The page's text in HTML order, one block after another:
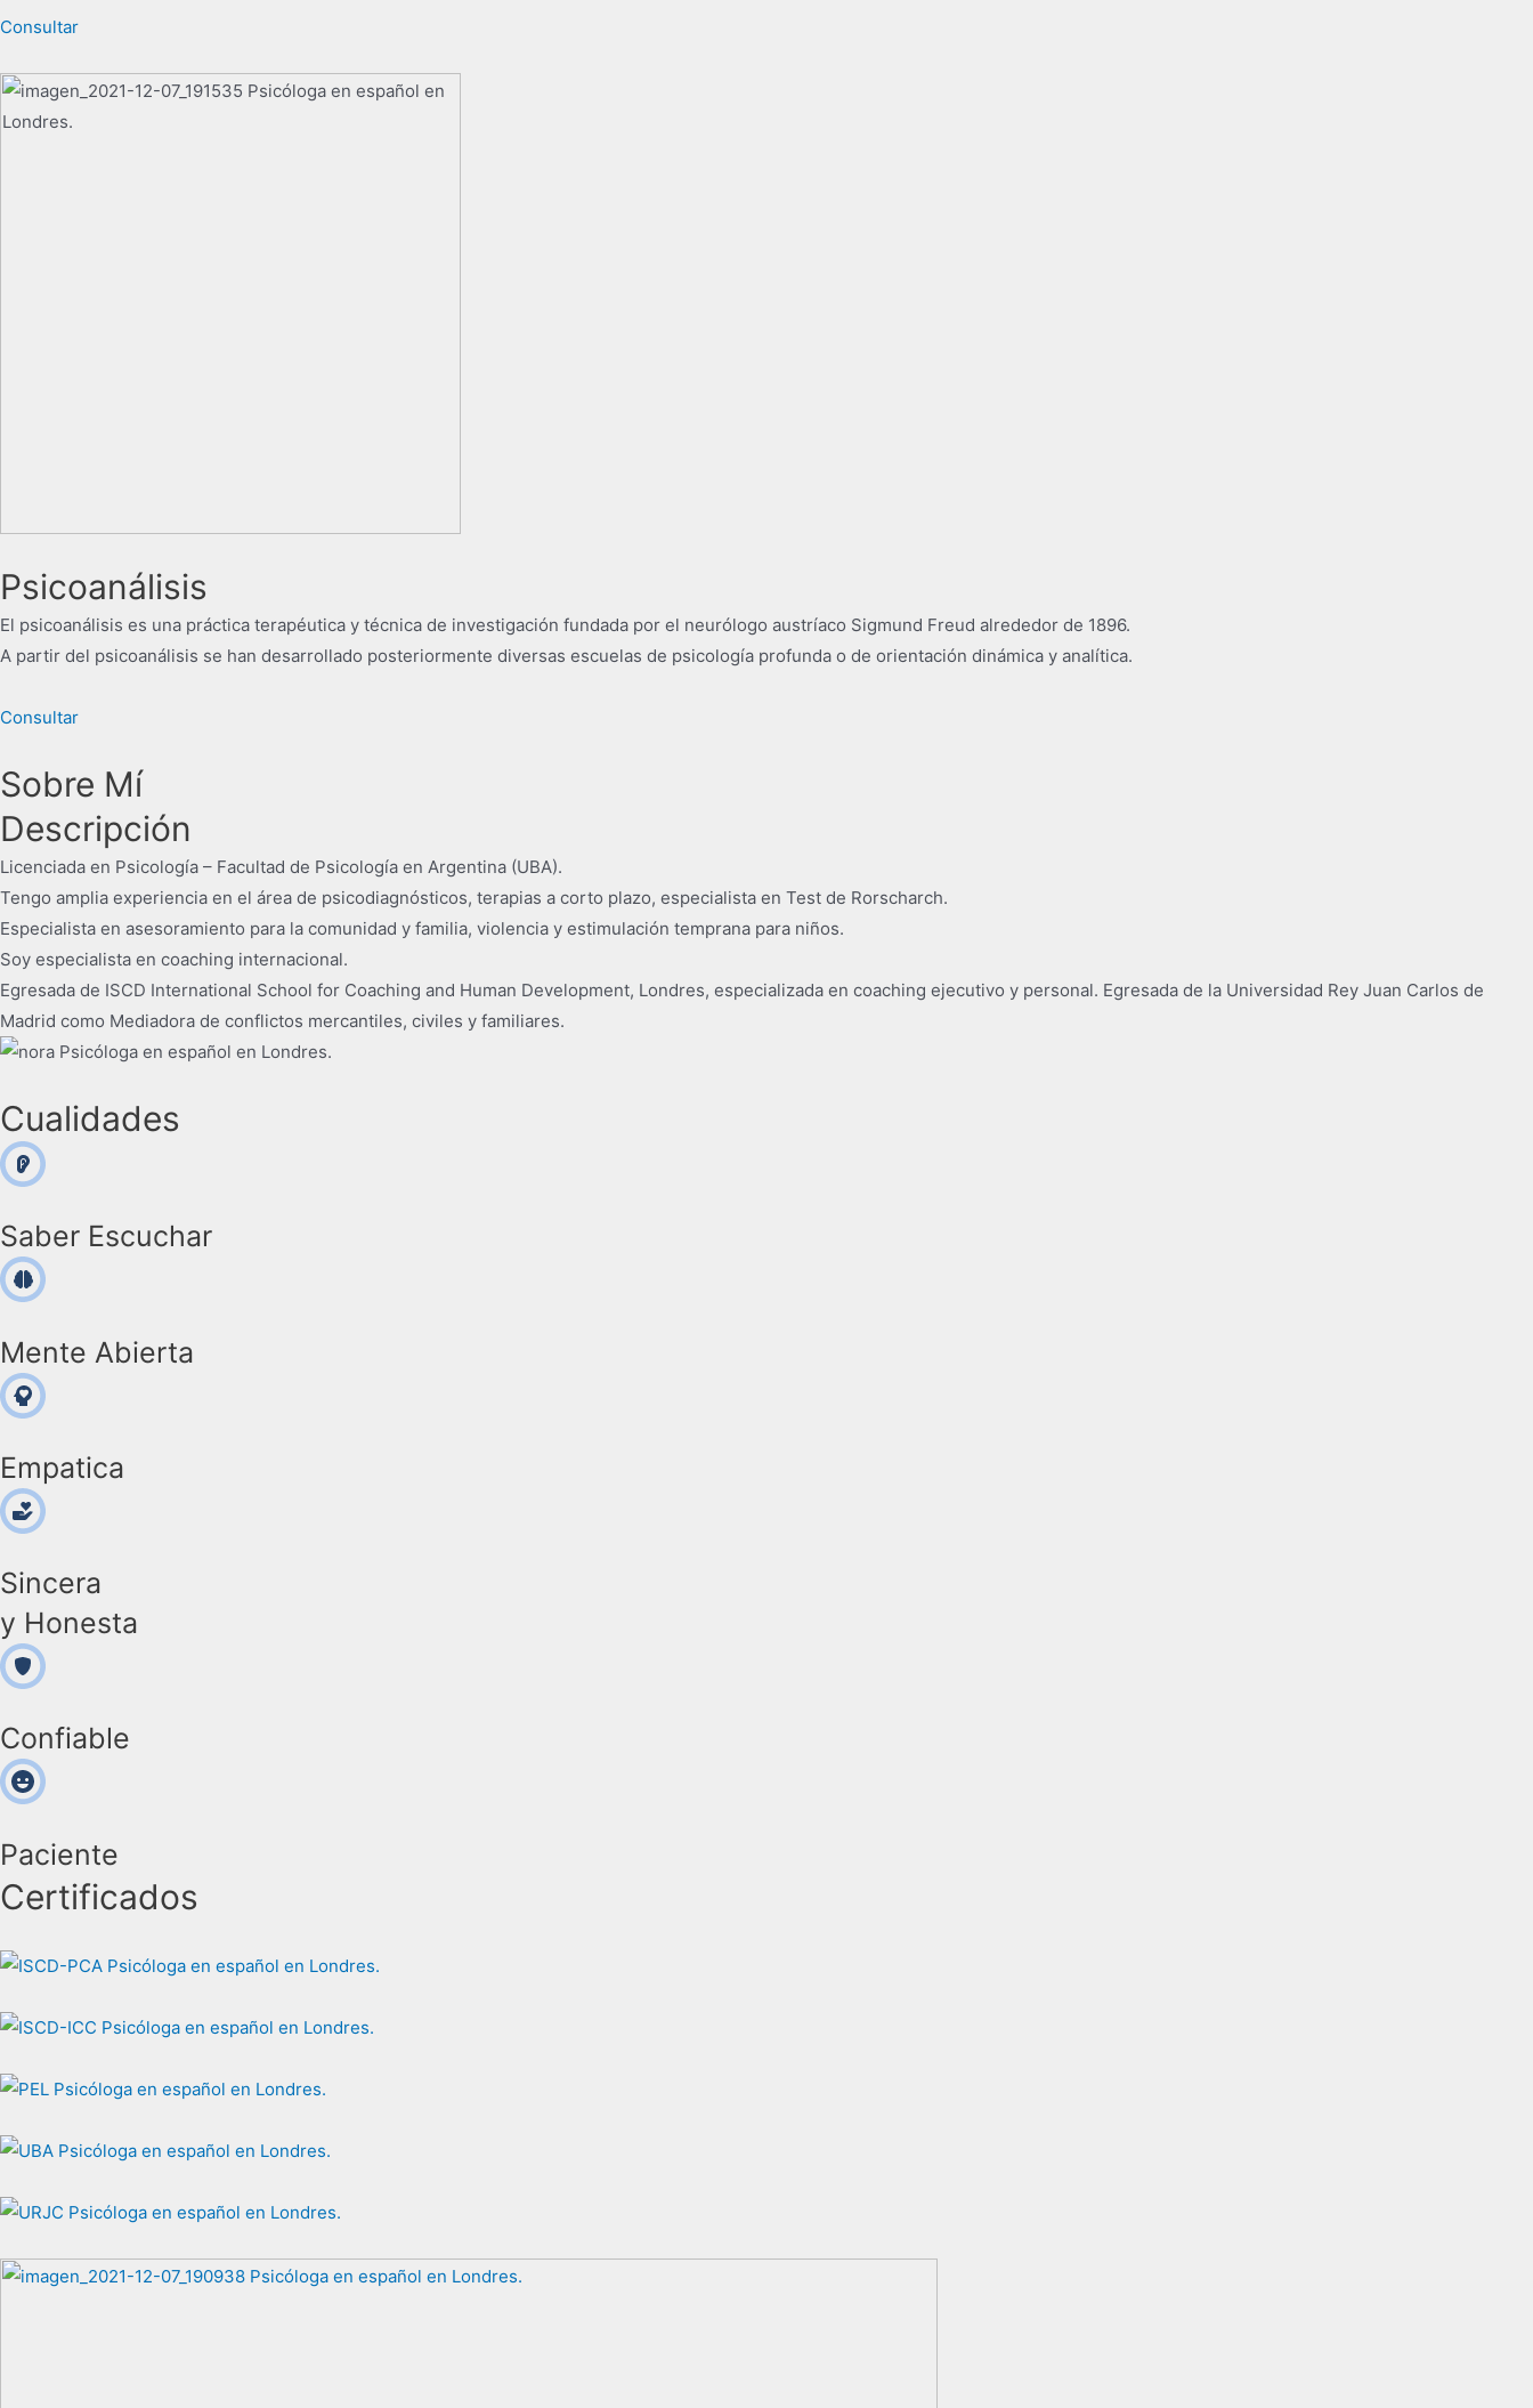
Consultar
Psicoanálisis
El psicoanálisis es una práctica terapéutica y técnica de investigación​​ fundada por el neurólogo austríaco Sigmund Freud alrededor de 1896.
​A partir del psicoanálisis se han desarrollado posteriormente diversas escuelas de psicología profunda o de orientación dinámica y analítica.
Consultar
Sobre Mí
Descripción
Licenciada en Psicología – Facultad de Psicología en Argentina (UBA).
Tengo amplia experiencia en el área de psicodiagnósticos, terapias a corto plazo, especialista en Test de Rorscharch.
Especialista en asesoramiento para la comunidad y familia, violencia y estimulación temprana para niños.
Soy especialista en coaching internacional.
Egresada de ISCD International School for Coaching and Human Development, Londres, especializada en coaching ejecutivo y personal. Egresada de la Universidad Rey Juan Carlos de
Madrid como Mediadora de conflictos mercantiles, civiles y familiares.
Cualidades
Saber Escuchar
Mente Abierta
Empatica
Sincera
y Honesta
Confiable
Paciente
Certificados